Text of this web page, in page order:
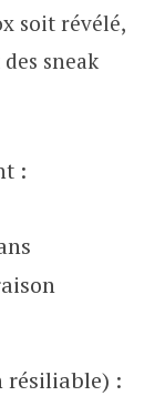
soit révélé,
sneak
:
résiliable) :